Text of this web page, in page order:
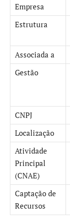
Empresa
Estrutura
Associada a
Gestão
CNPJ
Localização
Atividade
Principal
(CNAE)
Captação de
Recursos